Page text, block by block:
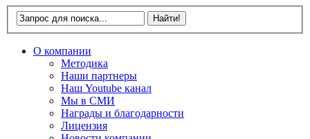
О компании
Методика
Наши партнеры
Наш Youtube канал
Мы в СМИ
Награды и благодарности
Лицензия